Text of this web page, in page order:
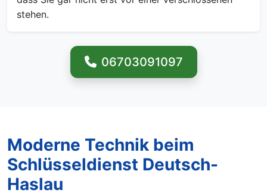
stehen.
06703091097
Moderne Technik beim
Schlüsseldienst Deutsch-
Haslau